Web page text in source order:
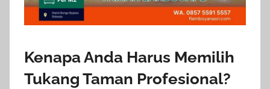
Kenapa Anda Harus Memilih
Tukang Taman Profesional?